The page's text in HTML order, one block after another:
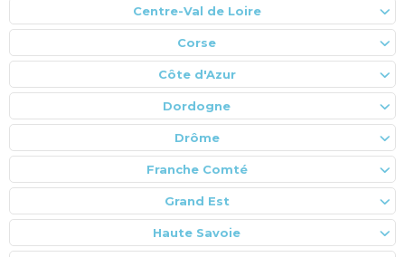
Centre-Val de Loire
Corse
Côte d'Azur
Dordogne
Drôme
Franche Comté
Grand Est
Haute Savoie